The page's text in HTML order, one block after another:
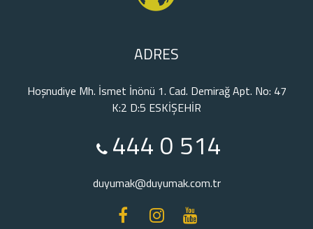
ADRES
Hoşnudiye Mh. İsmet İnönü 1. Cad. Demirağ Apt. No: 47
K:2 D:5 ESKİŞEHİR
444 0 514
duyumak@duyumak.com.tr